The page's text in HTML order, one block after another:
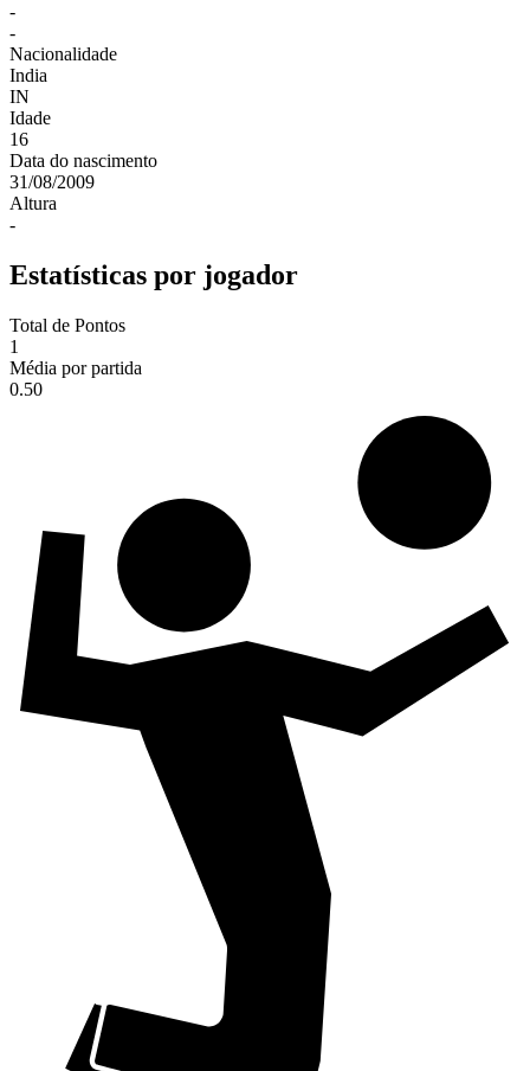
-
-
Nacionalidade
India
IN
Idade
16
Data do nascimento
31/08/2009
Altura
-
Estatísticas por jogador
Total de Pontos
1
Média por partida
0.50